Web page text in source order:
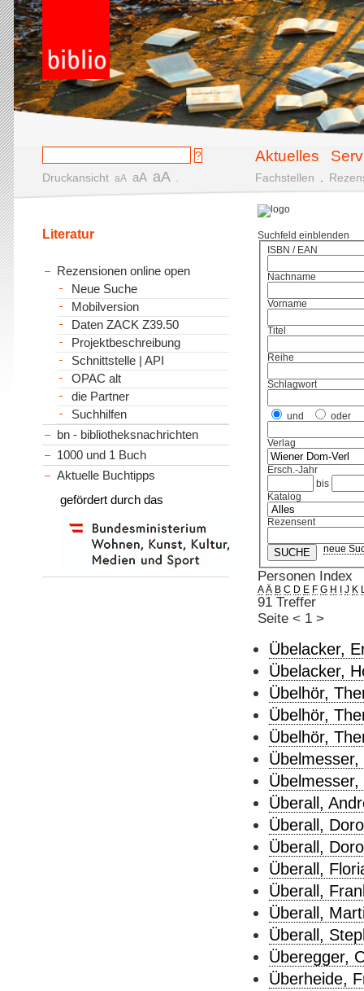
Aktuelles
Druckansicht aA aA aA Fachstellen
Suchfeld einblenden
ISBN / EAN
Nachname
Vorname
Titel
Reihe
Schlagwort
und oder
Verlag
Ersch.-Jahr
bis
Katalog
Rezensent
neue
Personen Index
A Ä B C D E F G H J K
91 Treffer
Seite < 1 >
Übelacker,
Übelacker,
Übelhör,
Übelhör,
Übelhör,
Überall,
Überall,
Überall,
Überall,
Überall,
Überall,
Überall,
Überegger,
Überheide,
Literatur
Rezensionen online open
Neue Suche
Mobilversion
Daten ZACK Z39.50
Projektbeschreibung
Schnittstelle | API
OPAC alt
die Partner
Suchhilfen
bn - bibliotheksnachrichten
1000 und 1 Buch
Aktuelle Buchtipps
gefördert durch das